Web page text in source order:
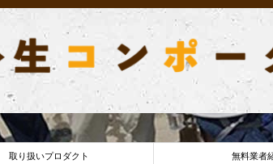
取り扱いプロダクト 無料業者